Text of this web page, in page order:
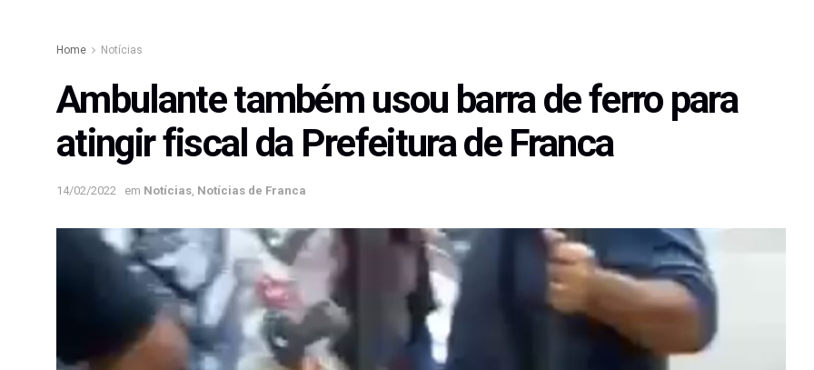
Home Notícias
Ambulante também usou barra de ferro para
atingir fiscal da Prefeitura de Franca
14/02/2022 em Notícias Notícias de Franca